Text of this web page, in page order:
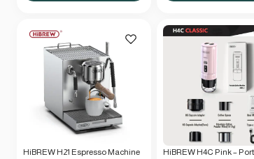
HiBREW H4C Pink –
HiBREW H21 Espresso Machine